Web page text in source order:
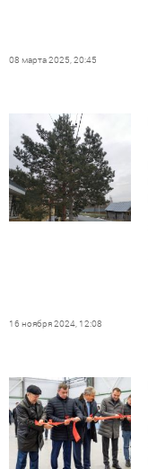
08 марта 2025, 20:45
16 ноября 2024, 12:08